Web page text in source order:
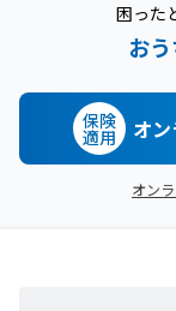
困った
お
保険
適用 オ
オン